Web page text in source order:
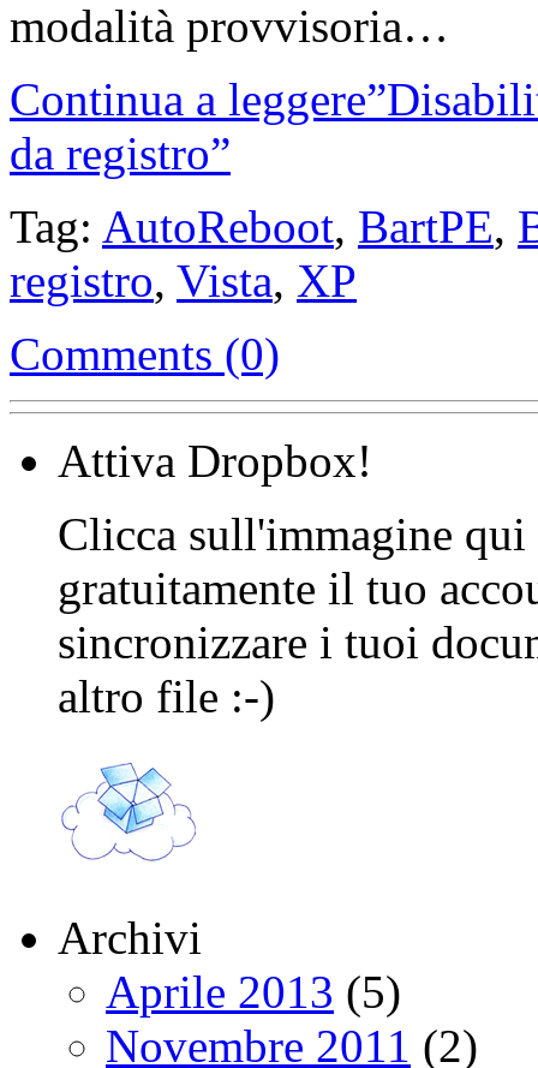
modalità provvisoria…
Continua a
da registro”
Tag: AutoReboot, BartPE,
registro, Vista, XP
Comments (0)
Attiva Dropbox!
Clicca sull'immagine
gratuitamente il tuo
sincronizzare i tuoi
altro file :-)
Archivi
Aprile 2013 (5)
Novembre 2011 (2)